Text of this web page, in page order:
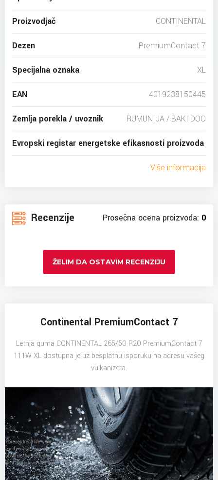
Proizvodjač CONTINENTAL
Dezen PremiumContact 7
Specijalna oznaka XL
EAN 4019238150445
Zemlja porekla / uvoznik RUMUNIJA / BAKI DOO
Evropski registar energetske efikasnosti proizvoda
Više informacija
Recenzije Prosečna ocena proizvoda: 0
ŽELIM DA OSTAVIM RECENZIJU
Continental PremiumContact 7
Letnja guma CONTINENTAL 265/50 R20 PremiumContact 7
111W XL dostupna je uz besplatnu isporuku na adresu vašeg
vulkanizera.